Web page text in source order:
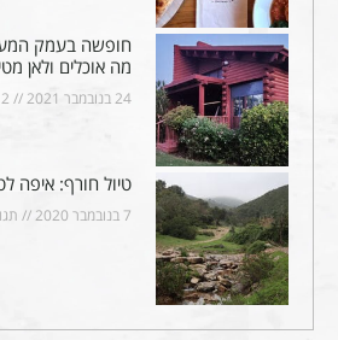
חופשה בעמק
מה אוכלים ולאן
24 בנובמבר 2021 2 תגובות
טיול חורף: איפה
7 בנובמבר 2020